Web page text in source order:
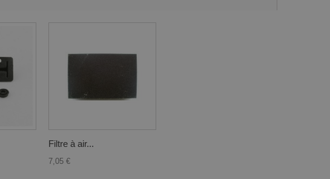
Filtre à air...
7,05 €